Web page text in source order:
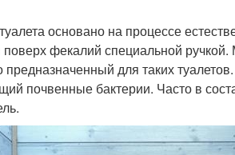
основано на процессе
поверх фекалий специальной
для таких
почвенные бактерии. Часто в